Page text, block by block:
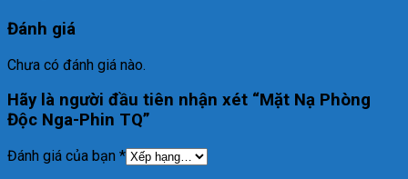
Đánh giá
Chưa có đánh giá nào.
Hãy là người đầu tiên nhận xét “Mặt Nạ Phòng
Độc Nga-Phin TQ”
Đánh giá của bạn *